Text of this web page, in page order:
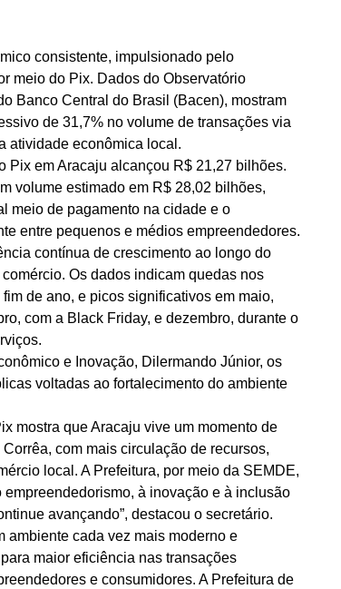
consistente, impulsionado pelo
meio do Pix. Dados do Observatório
Banco Central do Brasil (Bacen), mostram
de 31,7% no volume de transações via
atividade econômica local.
Pix em Aracaju alcançou R$ 21,27 bilhões.
volume estimado em R$ 28,02 bilhões,
meio de pagamento na cidade e o
entre pequenos e médios empreendedores.
contínua de crescimento ao longo do
Os dados indicam quedas nos
de ano, e picos significativos em maio,
com a Black Friday, e dezembro, durante o
e Inovação, Dilermando Júnior, os
voltadas ao fortalecimento do ambiente
mostra que Aracaju vive um momento de
com mais circulação de recursos,
local. A Prefeitura, por meio da SEMDE,
à inovação e à inclusão
avançando”, destacou o secretário.
ambiente cada vez mais moderno e
maior eficiência nas transações
e consumidores. A Prefeitura de